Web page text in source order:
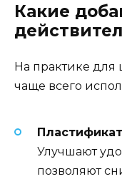
Какие
На практике для
чаще всего
Улучшают
позволяют